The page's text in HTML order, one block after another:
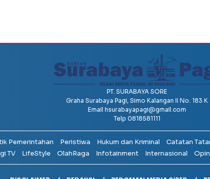
PT. SURABAYA SORE
Graha Surabaya Pagi, Simo Kalangan II No. 183 K
Email hsurabayapagi@gmail.com
Telp 0818581111
Pemerintahan Peristiwa Hukum dan Kriminal Catatan
TV
LifeStyle OlahRaga Infotainment Internasional